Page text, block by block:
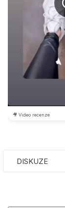
🎥 Video recenze
DISKUZE